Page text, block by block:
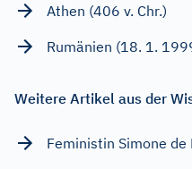
Athen (406 v. Chr.)
Rumänien (18. 1.
Weitere Artikel aus der
Feministin Simone